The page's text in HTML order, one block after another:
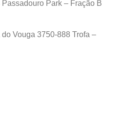
Park – Fração B
Vouga 3750-888 Trofa –